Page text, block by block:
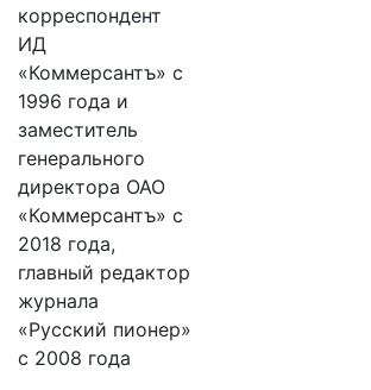
корреспондент
ИД
«Коммерсантъ» с
1996 года и
заместитель
генерального
директора ОАО
«Коммерсантъ» с
2018 года,
главный редактор
журнала
«Русский пионер»
с 2008 года